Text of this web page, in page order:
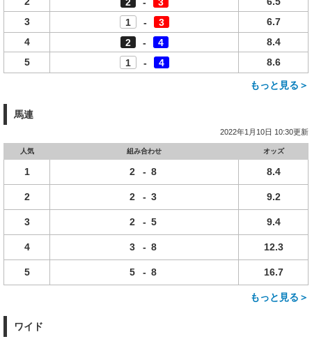
3
1 - 3
6.7
4
2 - 4
8.4
5
1 - 4 8.6
もっと見る＞
馬連
2022年1月10日 10:30更新
人気 組み合わせ オッズ
1 2 - 8 8.4
2 2 - 3 9.2
3 2 - 5 9.4
4 3 - 8 12.3
5 5 - 8 16.7
もっと見る＞
ワイド